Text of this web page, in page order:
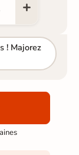
! Majorez